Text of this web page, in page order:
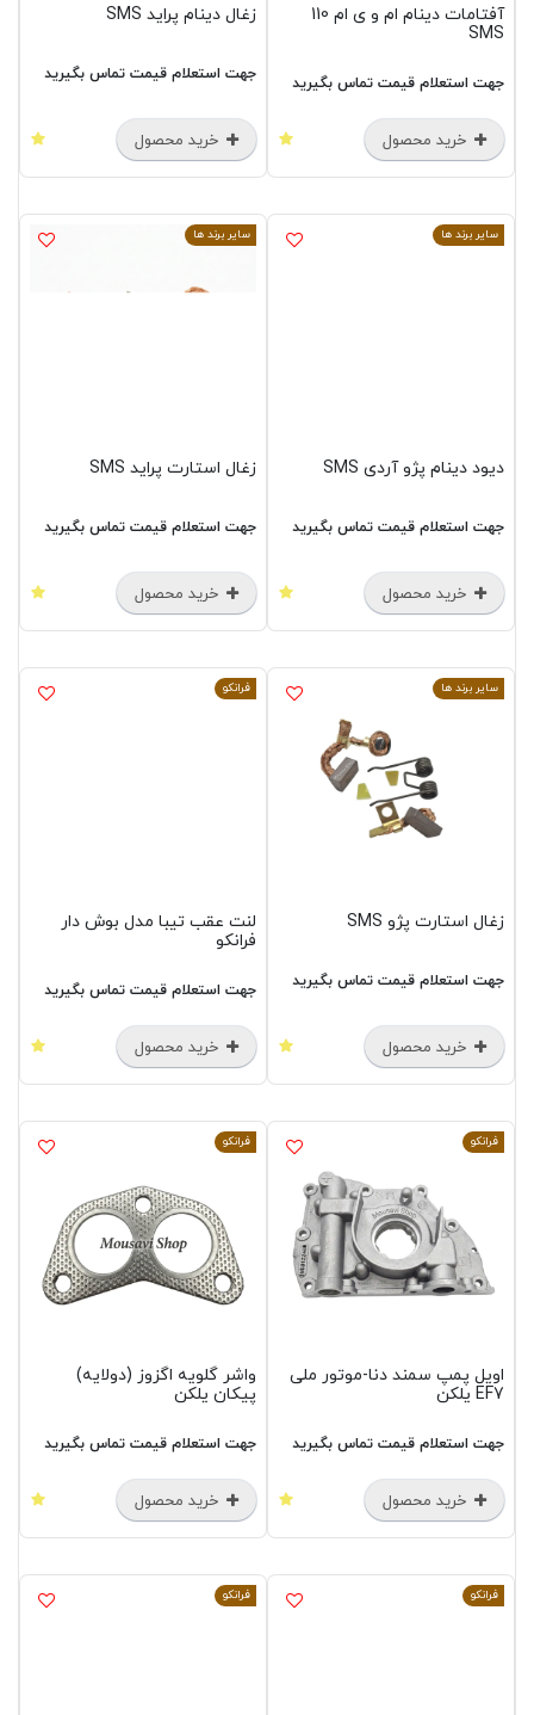
آفتامات دینام ام و ی ام 110
SMS
جهت استعلام قیمت تماس بگیرید
خرید محصول
زغال دینام پراید SMS
جهت استعلام قیمت تماس بگیرید
خرید محصول
سایر برند ها
دیود دینام پژو آردی SMS
جهت استعلام قیمت تماس بگیرید
خرید محصول
سایر برند ها
زغال استارت پراید SMS
جهت استعلام قیمت تماس بگیرید
خرید محصول
سایر برند ها
زغال استارت پژو SMS
جهت استعلام قیمت تماس بگیرید
خرید محصول
فرانکو
لنت عقب تیبا مدل بوش دار
فرانکو
جهت استعلام قیمت تماس بگیرید
خرید محصول
فرانکو
اویل پمپ سمند دنا-موتور ملی
EF7 یلکن
جهت استعلام قیمت تماس بگیرید
خرید محصول
فرانکو
واشر گلویه اگزوز (دولایه)
پیکان یلکن
جهت استعلام قیمت تماس بگیرید
خرید محصول
فرانکو فرانکو